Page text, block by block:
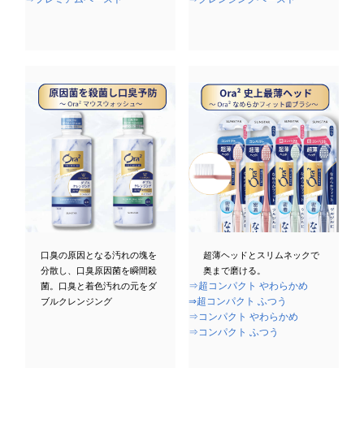
口臭の原因となる汚れの塊を
分散し、口臭原因菌を瞬間殺
菌。口臭と着色汚れの元をダ
ブルクレンジング
超薄ヘッドとスリムネックで
奥まで磨ける。
⇒超コンパクト やわらかめ
⇒超コンパクト ふつう
⇒コンパクト やわらかめ
⇒コンパクト ふつう